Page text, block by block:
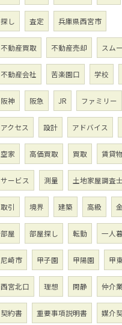
探し 査定 兵庫県西宮市
不動産買取 不動産売却 スム
不動産会社 苦楽園口 学校
阪神 阪急 JR ファミリー
アクセス 設計 アドバイス
空家 高価買取 買取 賃貸
サービス 測量 土地家屋調査士
取引 境界 建築 高級
部屋 部屋探し 転勤 一人
尼崎市 甲子園 甲陽園 甲
西宮北口 理想 閑静 仲介
契約書 重要事項説明書 媒介